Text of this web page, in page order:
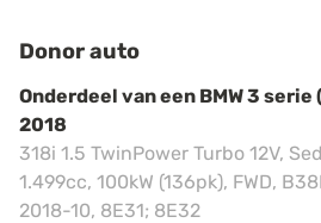
Donor auto
Onderdeel van een BMW 3 serie
2018
318i 1.5 TwinPower Turbo 12V,
1.499cc, 100kW (136pk), FWD,
2018-10, 8E31; 8E32